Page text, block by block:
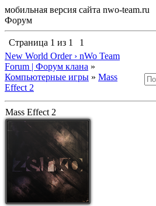
мобильная версия сайта nwo-team.ru
Форум
Страница 1 из 1
1
New World Order › nWo Team
Forum | Форум клана »
Компьютерные игры » Mass
Effect 2
Mass Effect 2